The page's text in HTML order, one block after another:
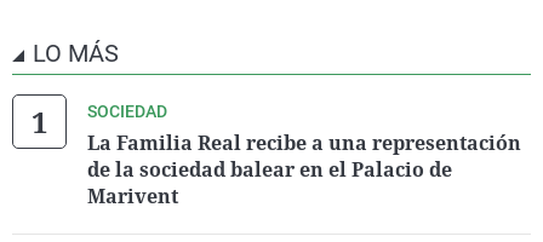
LO MÁS
SOCIEDAD
La Familia Real recibe a una representación
de la sociedad balear en el Palacio de
Marivent